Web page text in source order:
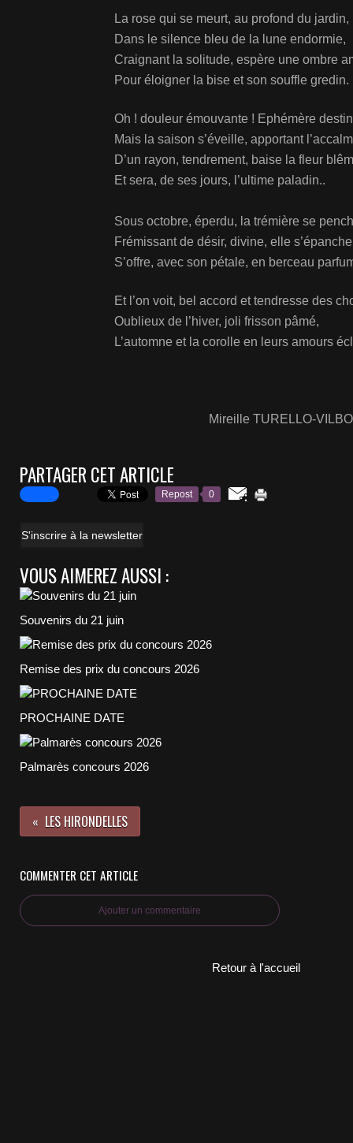
La rose qui se meurt, au profond du jardin,
Dans le silence bleu de la lune endormie,
Craignant la solitude, espère une ombre
Pour éloigner la bise et son souffle gredin.
Oh ! douleur émouvante ! Ephémère
Mais la saison s’éveille, apportant
D’un rayon, tendrement, baise la fleur
Et sera, de ses jours, l’ultime paladin..
Sous octobre, éperdu, la trémière se
Frémissant de désir, divine, elle
S’offre, avec son pétale, en berceau
Et l’on voit, bel accord et tendresse des
Oublieux de l’hiver, joli frisson pâmé,
L’automne et la corolle en leurs amours
Mireille TURELLO-
PARTAGER CET ARTICLE
Repost 0
S'inscrire à la newsletter
VOUS AIMEREZ AUSSI :
Souvenirs du 21 juin
Remise des prix du concours 2026
PROCHAINE DATE
Palmarès concours 2026
LES HIRONDELLES
COMMENTER CET ARTICLE
Ajouter un commentaire
Retour à l'accueil